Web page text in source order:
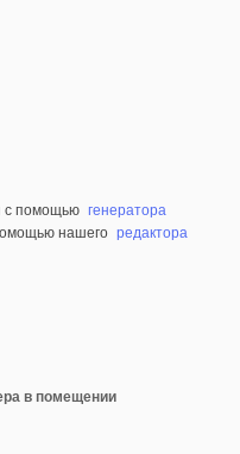
с помощью генератора
нашего редактора
в помещении